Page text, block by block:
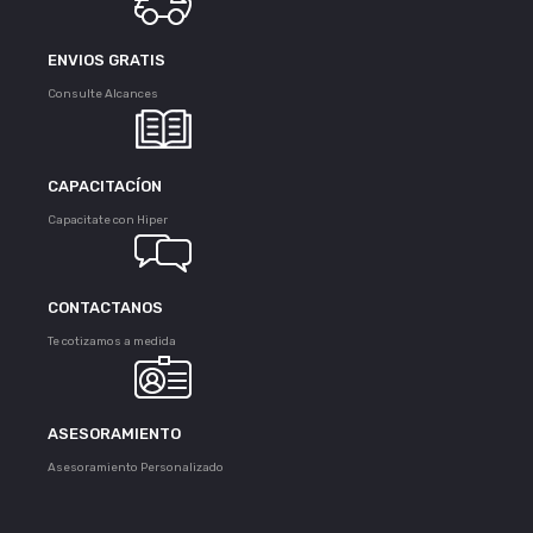
ENVIOS GRATIS
Consulte Alcances
CAPACITACÍON
Capacitate con Hiper
CONTACTANOS
Te cotizamos a medida
ASESORAMIENTO
Asesoramiento Personalizado